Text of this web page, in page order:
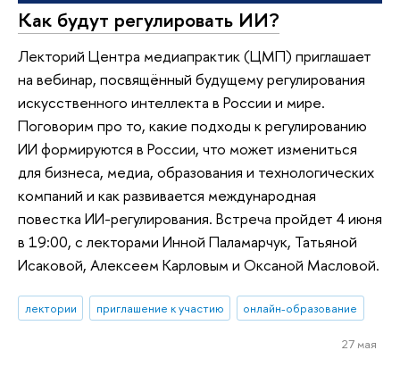
Как будут регулировать ИИ?
Лекторий Центра медиапрактик (ЦМП) приглашает
на вебинар, посвящённый будущему регулирования
искусственного интеллекта в России и мире.
Поговорим про то, какие подходы к регулированию
ИИ формируются в России, что может измениться
для бизнеса, медиа, образования и технологических
компаний и как развивается международная
повестка ИИ-регулирования. Встреча пройдет 4 июня
в 19:00, с лекторами Инной Паламарчук, Татьяной
Исаковой, Алексеем Карловым и Оксаной Масловой.
лектории приглашение к участию онлайн-образование
27 мая